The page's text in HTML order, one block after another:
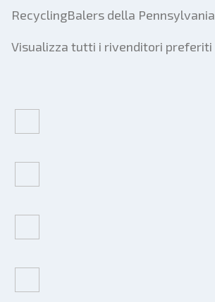
RecyclingBalers della Pennsylvania
Visualizza tutti i rivenditori preferiti